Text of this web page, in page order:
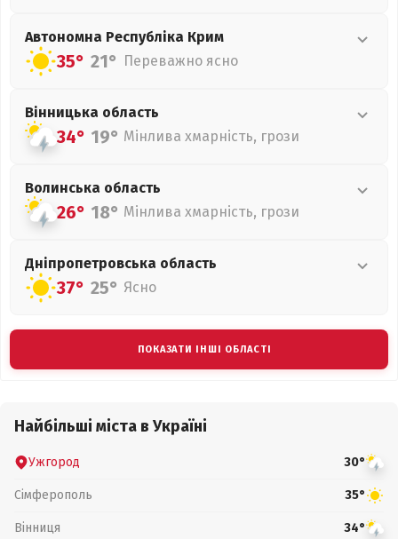
Автономна Республіка Крим
35° 21° Переважно ясно
Вінницька область
34° 19° Мінлива хмарність, грози
Волинська область
26° 18° Мінлива хмарність, грози
Дніпропетровська область
37° 25° Ясно
ПОКАЗАТИ ІНШІ ОБЛАСТІ
Найбільші міста в Україні
Ужгород 30°
Сімферополь 35°
Вінниця 34°